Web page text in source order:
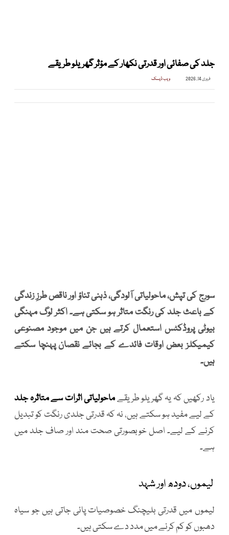
جلد کی صفائی اور قدرتی نکھار کے مؤثر گھریلو طریقے
فروری 14, 2026 ویب ڈیسک
سورج کی تپش، ماحولیاتی آلودگی، ذہنی تناؤ اور ناقص طرزِ زندگی
کے باعث جلد کی رنگت متاثر ہو سکتی ہے۔ اکثر لوگ مہنگی
بیوٹی پروڈکٹس استعمال کرتے ہیں جن میں موجود مصنوعی
کیمیکلز بعض اوقات فائدے کے بجائے نقصان پہنچا سکتے
ہیں۔
یاد رکھیں کہ یہ گھریلو طریقےماحولیاتی اثرات سے متاثرہ جلد
کے لیے مفید ہو سکتے ہیں، نہ کہ قدرتی جلدی رنگت کو تبدیل
کرنے کے لیے۔ اصل خوبصورتی صحت مند اور صاف جلد میں
ہے۔
لیموں، دودھ اور شہد
لیموں میں قدرتی بلیچنگ خصوصیات پائی جاتی ہیں جو سیاہ
دھبوں کو کم کرنے میں مدد دے سکتی ہیں۔